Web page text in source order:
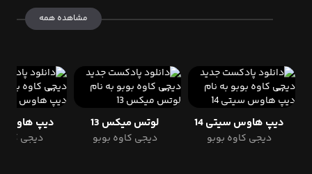
مشاهده همه
دیپ هاوس سیتی 14
دیجی کاوه بوبو
لوتس میکس 13
دیجی کاوه بوبو
دیپ هاوس
دیجی